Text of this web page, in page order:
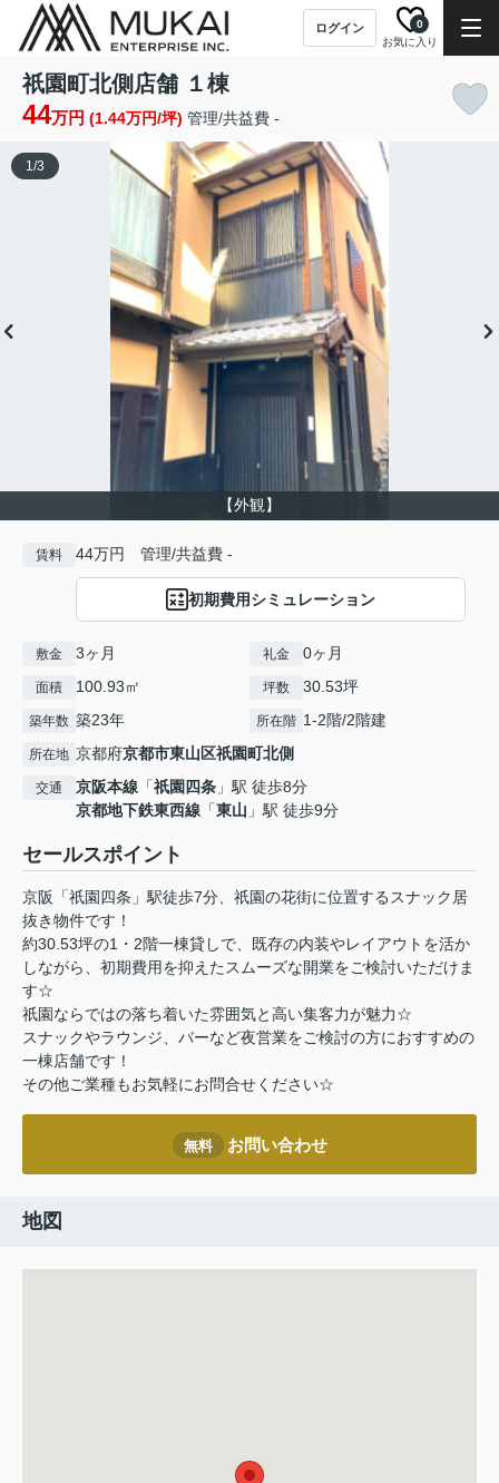
ログイン
お気に入り
0
祇園町北側店舗 １棟
44万円 (1.44万円/坪) 管理/共益費 -
【外観】
1/3
賃料 44万円 管理/共益費 -
初期費用シミュレーション
敷金 3ヶ月 礼金 0ヶ月
面積 100.93㎡ 坪数 30.53坪
築年数 築23年 所在階 1-2階/2階建
所在地 京都府京都市東山区祇園町北側
交通 京阪本線 「祇園四条 」駅 徒歩8分
京都地下鉄東西線 「東山 」駅 徒歩9分
セールスポイント
京阪「祇園四条」駅徒歩7分、祇園の花街に位置するスナック居
抜き物件です！
約30.53坪の1・2階一棟貸しで、既存の内装やレイアウトを活か
しながら、初期費用を抑えたスムーズな開業をご検討いただけま
す☆
祇園ならではの落ち着いた雰囲気と高い集客力が魅力☆
スナックやラウンジ、バーなど夜営業をご検討の方におすすめの
一棟店舗です！
その他ご業種もお気軽にお問合せください☆
無料 お問い合わせ
地図